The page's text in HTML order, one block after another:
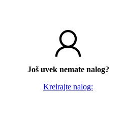
Još uvek nemate nalog?
Kreirajte nalog: